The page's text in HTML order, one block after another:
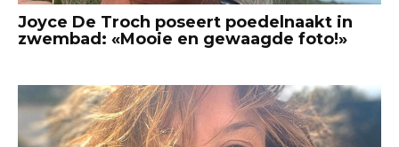
Joyce De Troch poseert poedelnaakt in
zwembad: «Mooie en gewaagde foto!»